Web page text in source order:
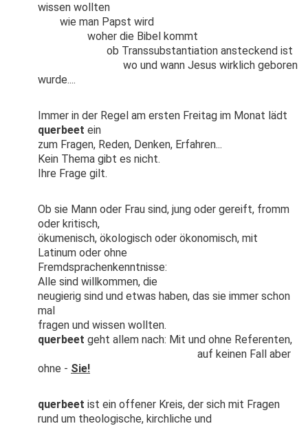
wissen wollten
wie man Papst wird
woher die Bibel kommt
ob Transsubstantiation ansteckend ist
wo und wann Jesus wirklich geboren
wurde....
Immer in der Regel am ersten Freitag im Monat lädt
querbeet ein
zum Fragen, Reden, Denken, Erfahren...
Kein Thema gibt es nicht.
Ihre Frage gilt.
Ob sie Mann oder Frau sind, jung oder gereift, fromm
oder kritisch,
ökumenisch, ökologisch oder ökonomisch, mit
Latinum oder ohne
Fremdsprachenkenntnisse:
Alle sind willkommen, die
neugierig sind und etwas haben, das sie immer schon
mal
fragen und wissen wollten.
querbeet geht allem nach: Mit und ohne Referenten,
auf keinen Fall aber
ohne - Sie!
querbeet ist ein offener Kreis, der sich mit Fragen
rund um theologische, kirchliche und